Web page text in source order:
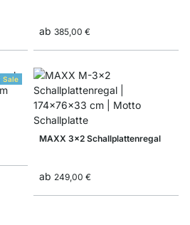
ab 385,00 €
Sale
MAXX 3x2 Schallplattenregal
ab 249,00 €